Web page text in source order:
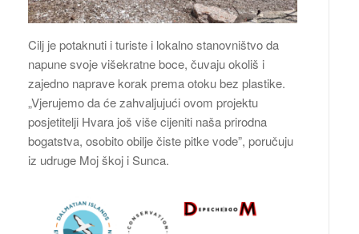
Cilj je potaknuti i turiste i lokalno stanovništvo da
napune svoje višekratne boce, čuvaju okoliš i
zajedno naprave korak prema otoku bez plastike.
„Vjerujemo da će zahvaljujući ovom projektu
posjetitelji Hvara još više cijeniti naša prirodna
bogatstva, osobito obilje čiste pitke vode”, poručuju
iz udruge Moj škoj i Sunca.